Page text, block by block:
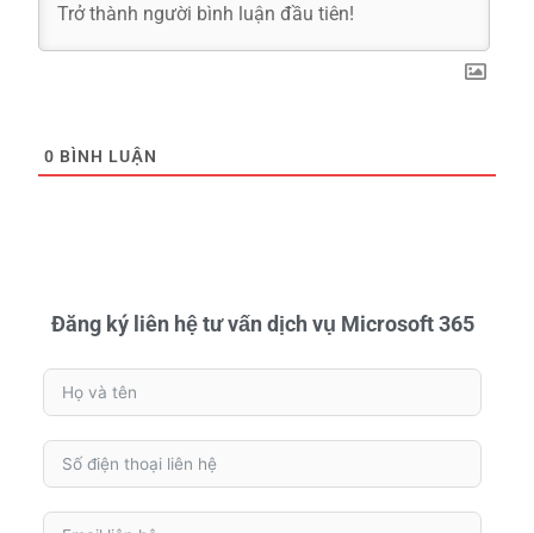
0 BÌNH LUẬN
Đăng ký liên hệ tư vấn dịch vụ Microsoft 365